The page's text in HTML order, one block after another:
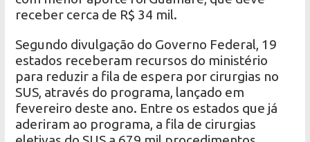
receber cerca de R$ 34 mil.
Segundo divulgação do Governo Federal, 19
estados receberam recursos do ministério
para reduzir a fila de espera por cirurgias no
SUS, através do programa, lançado em
fevereiro deste ano. Entre os estados que já
aderiram ao programa, a fila de cirurgias